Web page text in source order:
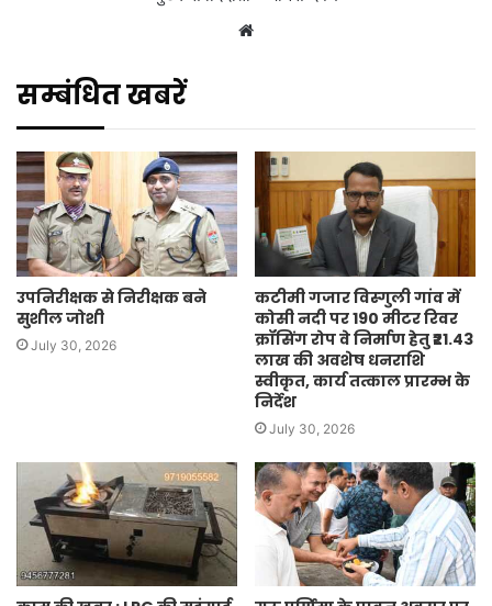
Website
सम्बंधित खबरें
उपनिरीक्षक से निरीक्षक बने
सुशील जोशी
July 30, 2026
कटीमी गजार विस्गुली गांव में
कोसी नदी पर 190 मीटर रिवर
क्रॉसिंग रोप वे निर्माण हेतु ₹21.43
लाख की अवशेष धनराशि
स्वीकृत, कार्य तत्काल प्रारम्भ के
निर्देश
July 30, 2026